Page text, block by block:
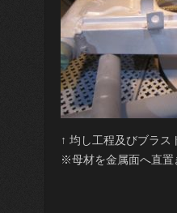
↑ 均し工程及びブラス
※母材を金属面へ直置